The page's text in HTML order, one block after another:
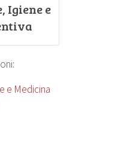
Igiene e
e Medicina